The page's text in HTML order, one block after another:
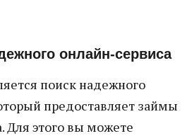
онлайн-сервиса
поиск надежного
предоставляет займы
Для этого вы можете